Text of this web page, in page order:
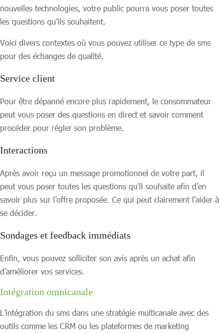
nouvelles technologies, votre public pourra vous poser toutes
les questions qu’ils souhaitent.
Voici divers contextes où vous pouvez utiliser ce type de sms
pour des échanges de qualité.
Service client
Pour être dépanné encore plus rapidement, le consommateur
peut vous poser des questions en direct et savoir comment
procéder pour régler son problème.
Interactions
Après avoir reçu un message promotionnel de votre part, il
peut vous poser toutes les questions qu’il souhaite afin d’en
savoir plus sur l’offre proposée. Ce qui peut clairement l’aider à
se décider.
Sondages et feedback immédiats
Enfin, vous pouvez solliciter son avis après un achat afin
d’améliorer vos services.
Intégration omnicanale
L’intégration du sms dans une stratégie multicanale avec des
outils comme les CRM ou les plateformes de marketing